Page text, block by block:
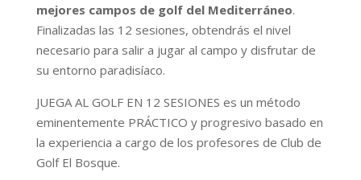
mejores campos de golf del Mediterráneo.
Finalizadas las 12 sesiones, obtendrás el nivel
necesario para salir a jugar al campo y disfrutar de
su entorno paradisíaco.
JUEGA AL GOLF EN 12 SESIONES es un método
eminentemente PRÁCTICO y progresivo basado en
la experiencia a cargo de los profesores de Club de
Golf El Bosque.